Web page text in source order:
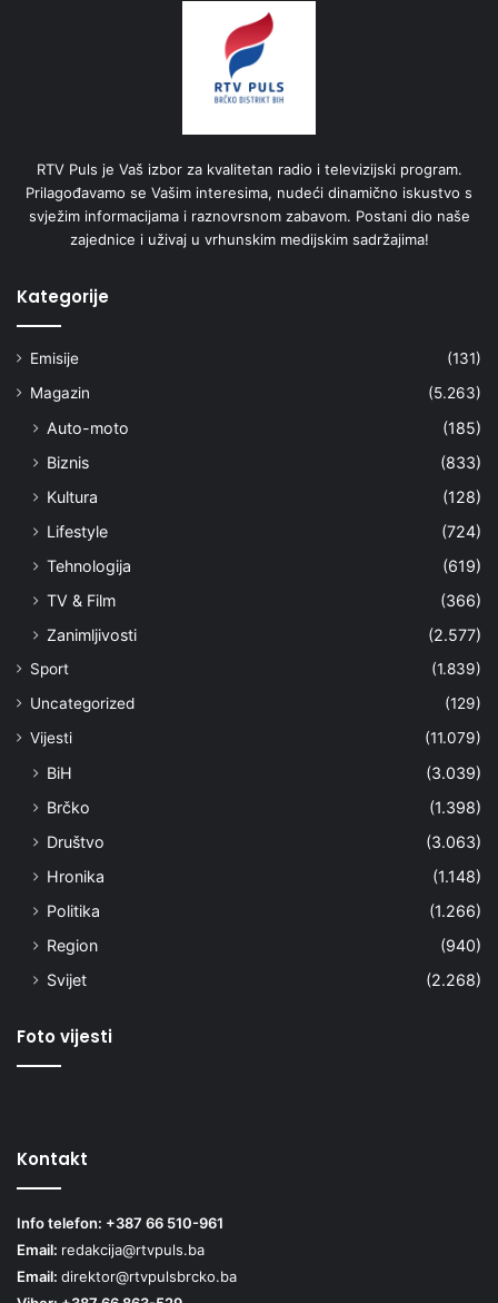
RTV Puls je Vaš izbor za kvalitetan radio i televizijski program.
Prilagođavamo se Vašim interesima, nudeći dinamično iskustvo s
svježim informacijama i raznovrsnom zabavom. Postani dio naše
zajednice i uživaj u vrhunskim medijskim sadržajima!
Kategorije
Emisije
(131)
Magazin
(5.263)
Auto-moto
(185)
Biznis
(833)
Kultura
(128)
Lifestyle
(724)
Tehnologija
(619)
TV & Film
(366)
Zanimljivosti
(2.577)
Sport
(1.839)
Uncategorized
(129)
Vijesti
(11.079)
BiH
(3.039)
Brčko
(1.398)
Društvo
(3.063)
Hronika
(1.148)
Politika
(1.266)
Region
(940)
Svijet
(2.268)
Foto vijesti
Kontakt
Info telefon: +387 66 510-961
Email: redakcija@rtvpuls.ba
Email: direktor@rtvpulsbrcko.ba